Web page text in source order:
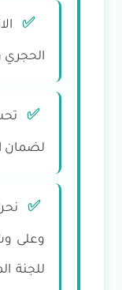
✅
الحجري
✅
لضمان
✅
وعلى
للجنة